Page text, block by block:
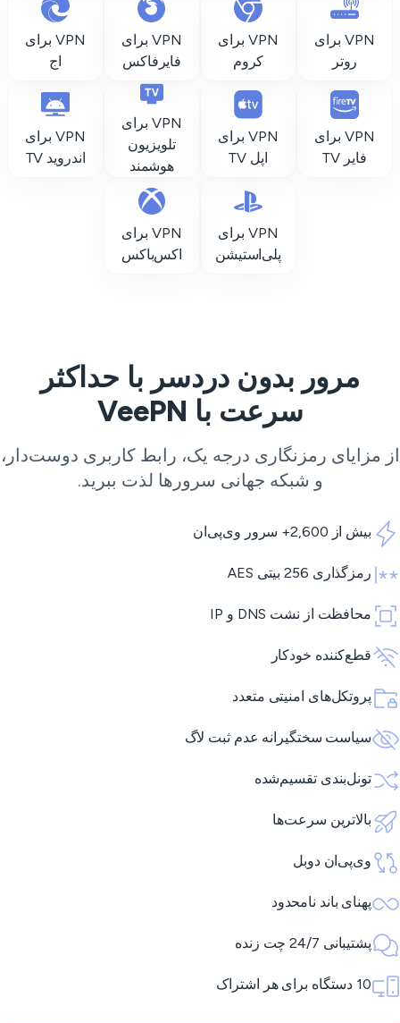
VPN برای
روتر
VPN برای
کروم
VPN برای
فایرفاکس
VPN برای
اج
VPN برای
فایر TV
VPN برای
اپل TV
VPN برای
تلویزیون
هوشمند
VPN برای
اندروید TV
VPN برای
پلی‌استیشن
VPN برای
اکس‌باکس
مرور بدون دردسر با حداکثر
سرعت با VeePN
مزایای رمزنگاری درجه یک، رابط کاربری دوست‌دار،
و شبکه جهانی سرورها لذت ببرید.
بیش از 2,600+ سرور وی‌پی‌ان
رمزگذاری 256 بیتی AES
محافظت از نشت DNS و IP
قطع‌کننده خودکار
پروتکل‌های امنیتی متعدد
سیاست سختگیرانه عدم ثبت لاگ
تونل‌بندی تقسیم‌شده
بالاترین سرعت‌ها
وی‌پی‌ان دوبل
پهنای باند نامحدود
پشتیبانی 24/7 چت زنده
10 دستگاه برای هر اشتراک